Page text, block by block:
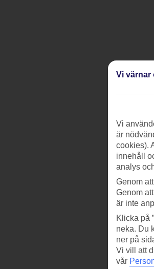
Vi värnar
Vi
är
cookies).
innehåll
analys
Genom
Genom
är inte
Klicka på
neka. Du
ner på
Vi vill att
vår